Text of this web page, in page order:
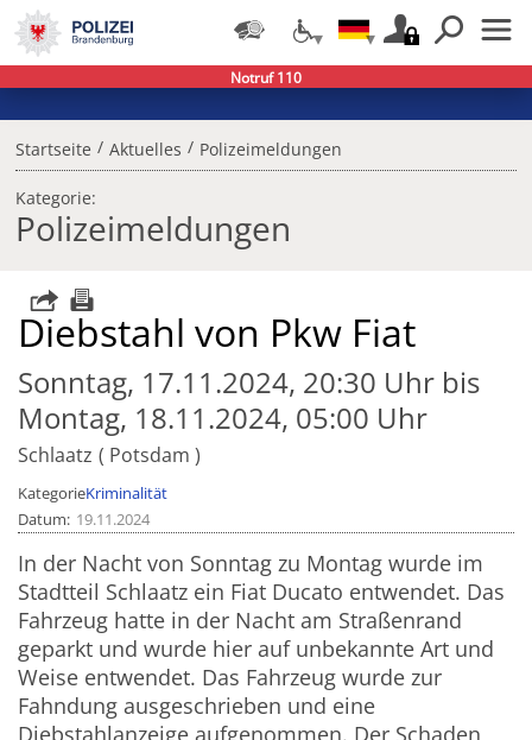
Startseite / Aktuelles / Polizeimeldungen
Kategorie:
Polizeimeldungen
Diebstahl von Pkw Fiat
Sonntag, 17.11.2024, 20:30 Uhr bis
Montag, 18.11.2024, 05:00 Uhr
Schlaatz Potsdam
KategorieKriminalität
Datum 19.11.2024
In der Nacht von Sonntag zu Montag wurde im
Stadtteil Schlaatz ein Fiat Ducato entwendet. Das
Fahrzeug hatte in der Nacht am Straßenrand
geparkt und wurde hier auf unbekannte Art und
Weise entwendet. Das Fahrzeug wurde zur
Fahndung ausgeschrieben und eine
Diebstahlanzeige aufgenommen. Der Schaden
Notruf 110